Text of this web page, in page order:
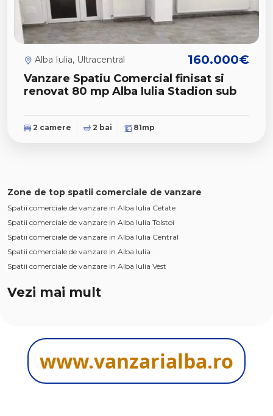
Vanzare Spatiu Comercial finisat si
renovat 80 mp Alba Iulia Stadion sub
Alba Iulia, Ultracentral 160.000€
2 camere 2 bai 81mp
Zone de top spatii comerciale de vanzare
Spatii comerciale de vanzare in Alba Iulia Cetate
Spatii comerciale de vanzare in Alba Iulia Tolstoi
Spatii comerciale de vanzare in Alba Iulia Central
Spatii comerciale de vanzare in Alba Iulia
Spatii comerciale de vanzare in Alba Iulia Vest
Spatii comerciale de vanzare in Alba Iulia Barabant
Numar de camere spatii comerciale de vanzare
Spatii comerciale de vanzare 1 camera
Spatii comerciale de vanzare 2 camere
Spatii comerciale de vanzare 3 camere
Vezi mai mult
www.vanzarialba.ro